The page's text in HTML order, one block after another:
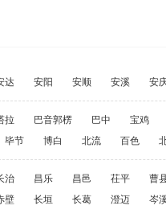
达 安阳 安顺 安溪 安
拉 巴音郭楞 巴中 宝鸡
毕节 博白 北流 百色
治 昌乐 昌邑 茌平 曹
壁 长垣 长葛 澄迈 岑